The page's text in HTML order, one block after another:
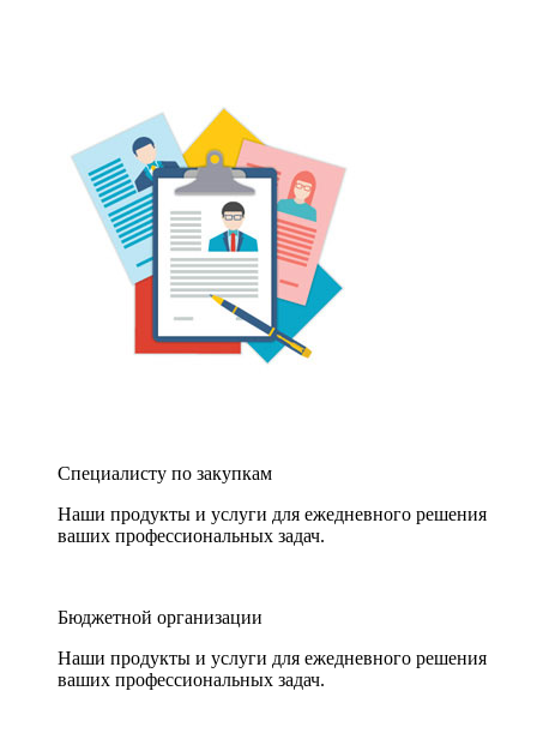
Специалисту по закупкам
Наши продукты и услуги для ежедневного решения
ваших профессиональных задач.
Бюджетной организации
Наши продукты и услуги для ежедневного решения
ваших профессиональных задач.